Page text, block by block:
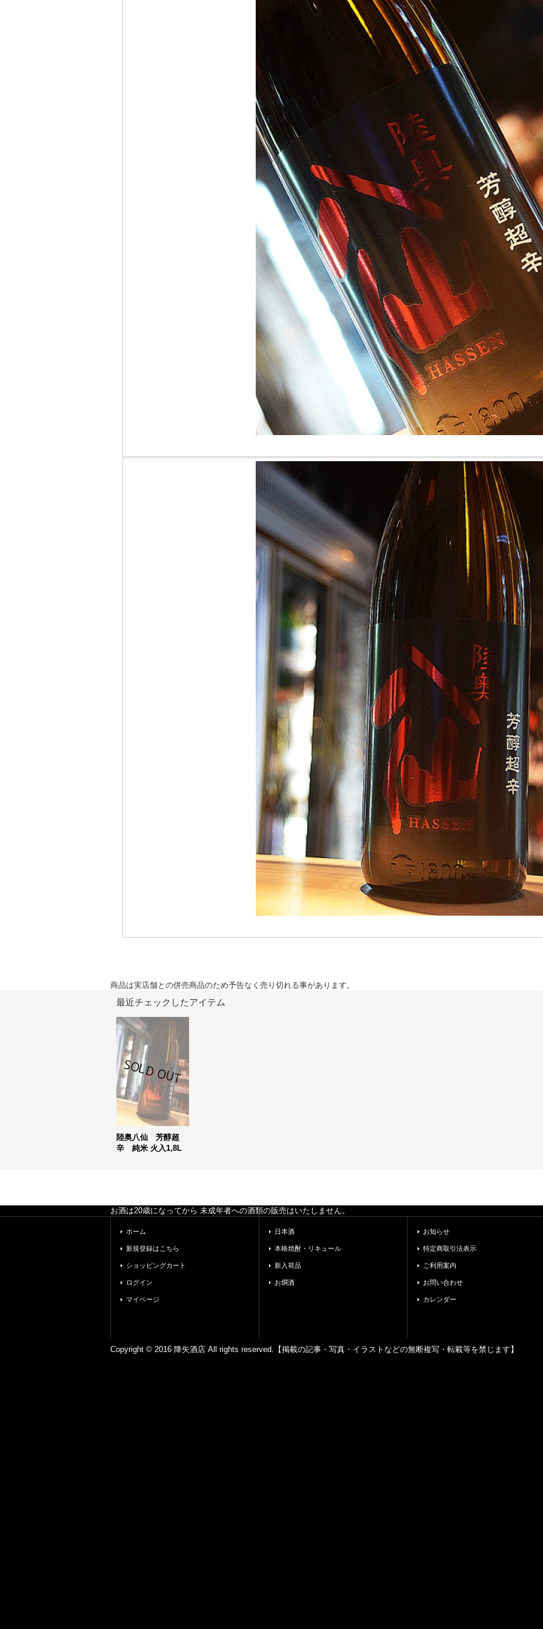
商品は実店舗との併売商品のため予告なく売り切れる事があります。
最近チェックしたアイテム
陸奥八仙 芳醇超
辛 純米 火入1,8L
お酒は20歳になってから 未成年者への酒類の販売はいたしません。
ホーム
新規登録はこちら
ショッピングカート
ログイン
マイページ
日本酒
本格焼酎・リキュール
新入荷品
お燗酒
お知らせ
特定商取引法表示
ご利用案内
お問い合わせ
カレンダー
Copyright © 2016 降矢酒店 All rights reserved.【掲載の記事・写真・イラストなどの無断複写・転載等を禁じます】